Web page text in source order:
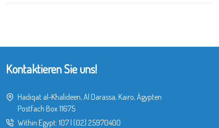
Kontaktieren Sie uns!
Hadiqat al-Khalideen, Al Darassa, Kairo, Ägypten
Postfach Box 11675
Within Egypt: 107| (02) 25970400